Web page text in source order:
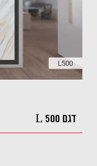
דגם L 500